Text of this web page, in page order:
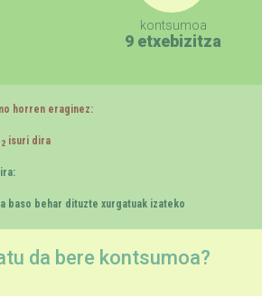
kontsumoa
9 etxebizitza
horren eraginez:
2isuri dira
baso behar dituzte xurgatuak izateko
da bere kontsumoa?